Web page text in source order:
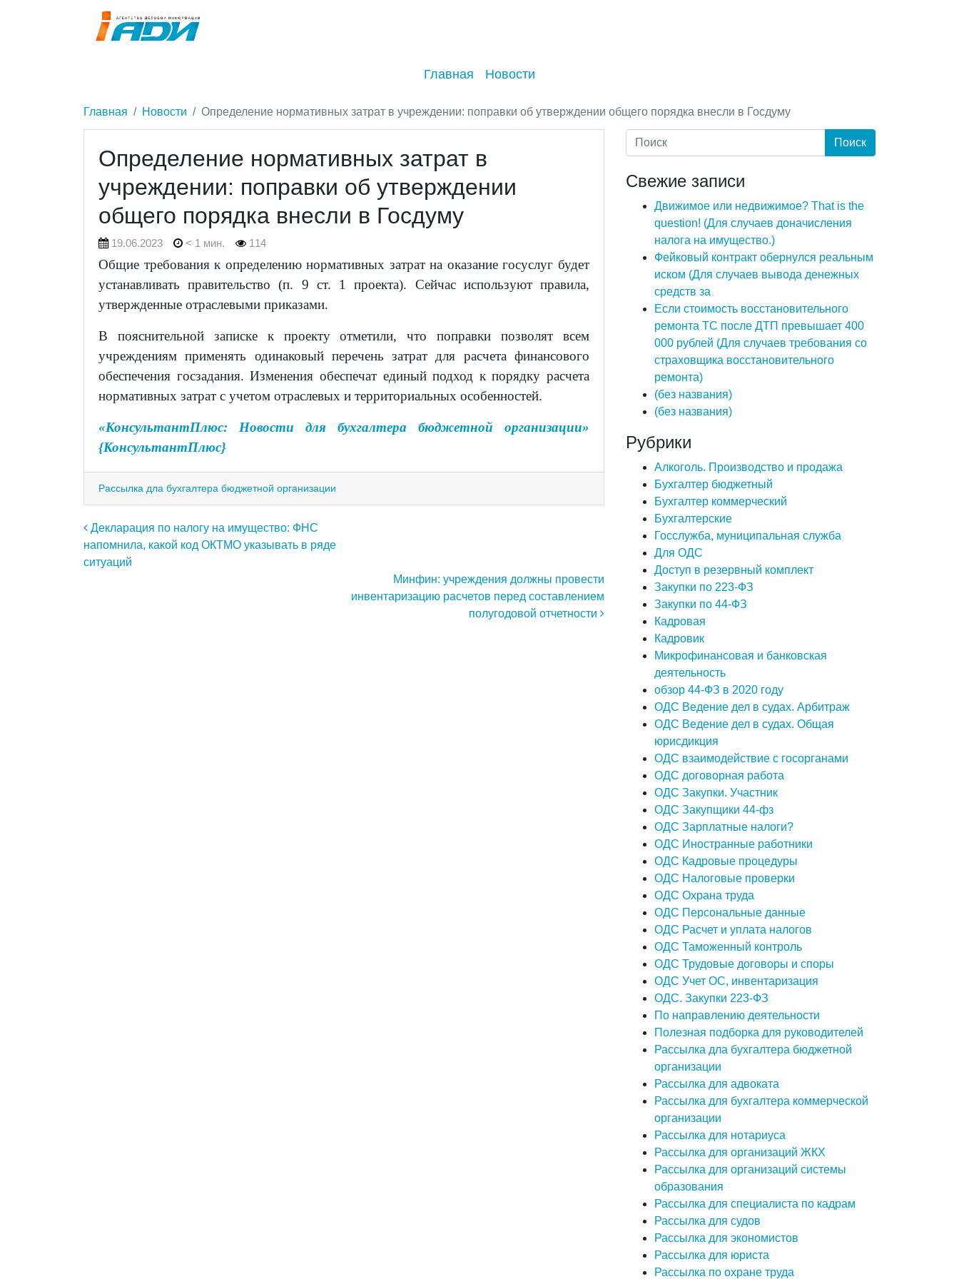
Главная Новости
Главная Новости Определение нормативных затрат в учреждении: поправки об утверждении общего порядка внесли в Госдуму
Определение нормативных затрат в
учреждении: поправки об утверждении
общего порядка внесли в Госдуму
19.06.2023 < 1 мин. 114
Общие требования к определению нормативных затрат на оказание госуслуг будет
устанавливать правительство (п. 9 ст. 1 проекта). Сейчас используют правила,
утвержденные отраслевыми приказами.
В пояснительной записке к проекту отметили, что поправки позволят всем
учреждениям применять одинаковый перечень затрат для расчета финансового
обеспечения госзадания. Изменения обеспечат единый подход к порядку расчета
нормативных затрат с учетом отраслевых и территориальных особенностей.
«КонсультантПлюс: Новости для бухгалтера бюджетной организации»
{КонсультантПлюс}
Рассылка дла бухгалтера бюджетной организации
Навигация по записям
Декларация по налогу на имущество: ФНС
напомнила, какой код ОКТМО указывать в ряде
ситуаций
Минфин: учреждения должны провести
инвентаризацию расчетов перед составлением
полугодовой отчетности
Свежие записи
Движимое или недвижимое? That is the
question! (Для случаев доначисления
налога на имущество.)
Фейковый контракт обернулся реальным
иском (Для случаев вывода денежных
средств за
Если стоимость восстановительного
ремонта ТС после ДТП превышает 400
000 рублей (Для случаев требования со
страховщика восстановительного
ремонта)
(без названия)
(без названия)
Рубрики
Алкоголь. Производство и продажа
Бухгалтер бюджетный
Бухгалтер коммерческий
Бухгалтерские
Госслужба, муниципальная служба
Для ОДС
Доступ в резервный комплект
Закупки по 223-ФЗ
Закупки по 44-ФЗ
Кадровая
Кадровик
Микрофинансовая и банковская
деятельность
обзор 44-ФЗ в 2020 году
ОДС Ведение дел в судах. Арбитраж
ОДС Ведение дел в судах. Общая
юрисдикция
ОДС взаимодействие с госорганами
ОДС договорная работа
ОДС Закупки. Участник
ОДС Закупщики 44-фз
ОДС Зарплатные налоги?
ОДС Иностранные работники
ОДС Кадровые процедуры
ОДС Налоговые проверки
ОДС Охрана труда
ОДС Персональные данные
ОДС Расчет и уплата налогов
ОДС Таможенный контроль
ОДС Трудовые договоры и споры
ОДС Учет ОС, инвентаризация
ОДС. Закупки 223-ФЗ
По направлению деятельности
Полезная подборка для руководителей
Рассылка дла бухгалтера бюджетной
организации
Рассылка для адвоката
Рассылка для бухгалтера коммерческой
организации
Рассылка для нотариуса
Рассылка для организаций ЖКХ
Рассылка для организаций системы
образования
Рассылка для специалиста по кадрам
Рассылка для судов
Рассылка для экономистов
Рассылка для юриста
Рассылка по охране труда